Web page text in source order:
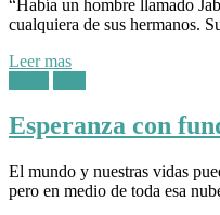
“Había un hombre llamado
cualquiera de sus hermanos.
Leer mas
Posted
Esperanza con
El mundo y nuestras vidas
pero en medio de toda esa